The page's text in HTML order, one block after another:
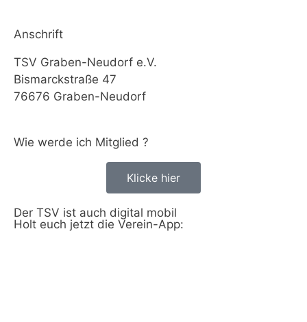
Anschrift
TSV Graben-Neudorf e.V.
Bismarckstraße 47
76676 Graben-Neudorf
Wie werde ich Mitglied ?
Klicke hier
Der TSV ist auch digital mobil
Holt euch jetzt die Verein-App: